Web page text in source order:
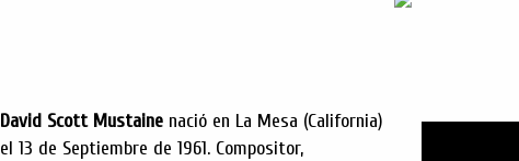
David Scott Mustaine nació en La Mesa (California)
el 13 de Septiembre de 1961. Compositor,